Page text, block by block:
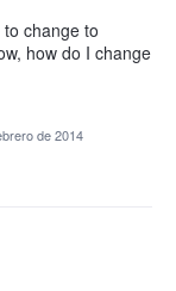
change to
how do I change
de 2014